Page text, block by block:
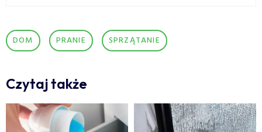
DOM PRANIE SPRZĄTANIE
Czytaj także